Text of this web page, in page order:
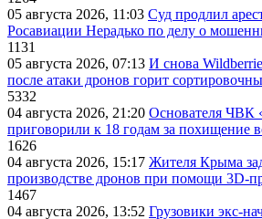
05 августа 2026, 11:03 Суд продлил
Росавиации Нерадько по делу о
1131
05 августа 2026, 07:13 И снова
после атаки дронов горит
5332
04 августа 2026, 21:20 Основателя ЧВК
приговорили к 18 годам за похищение
1626
04 августа 2026, 15:17 Жителя Крыма
производстве дронов при помощи
1467
04 августа 2026, 13:52 Грузовики экс-